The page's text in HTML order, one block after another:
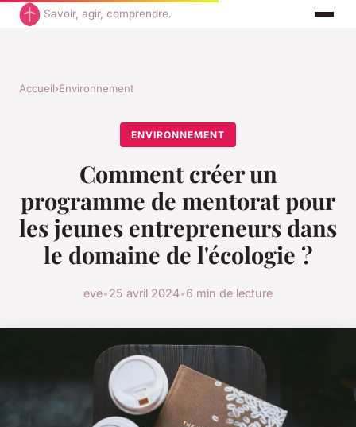
Savoir, agir, comprendre.
Accueil›Environnement
ENVIRONNEMENT
Comment créer un
programme de mentorat pour
les jeunes entrepreneurs dans
le domaine de l'écologie ?
eve•25 avril 2024•6 min de lecture